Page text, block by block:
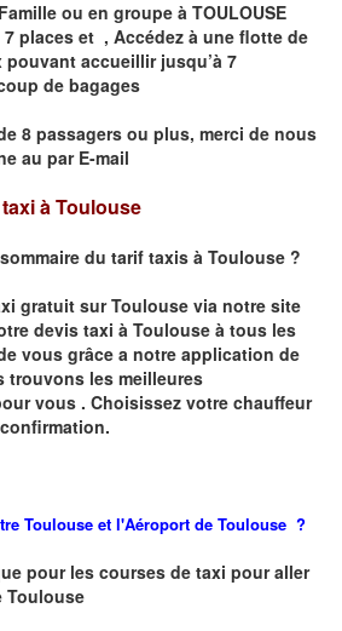
ou en groupe à TOULOUSE
places et , Accédez à une flotte de
accueillir jusqu’à 7
de bagages
8 passagers ou plus, merci de nous
au par E-mail
à Toulouse
du tarif taxis à Toulouse ?
gratuit surToulouse via notre site
devis taxi à Toulouse à tous les
vous grâce a notre application de
trouvons les meilleures
vous . Choisissez votre chauffeur
Toulouse et l'Aéroport de Toulouse ?
pour les courses de taxi pour aller
Toulouse